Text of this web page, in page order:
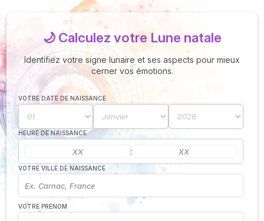
🌙 Calculez votre Lune natale
Identifiez votre signe lunaire et ses aspects pour mieux
cerner vos émotions.
VOTRE DATE DE NAISSANCE
HEURE DE NAISSANCE
:
VOTRE VILLE DE NAISSANCE
VOTRE PRÉNOM